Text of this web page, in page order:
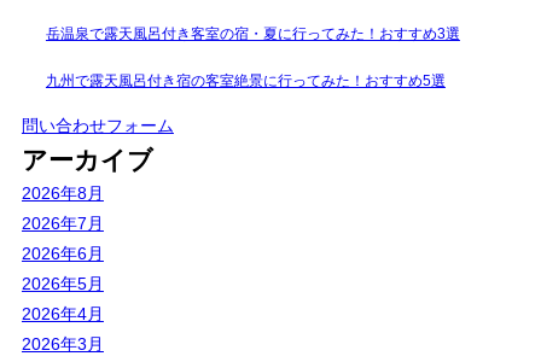
岳温泉で露天風呂付き客室の宿・夏に行ってみた！おすすめ3選
九州で露天風呂付き宿の客室絶景に行ってみた！おすすめ5選
問い合わせフォーム
アーカイブ
2026年8月
2026年7月
2026年6月
2026年5月
2026年4月
2026年3月